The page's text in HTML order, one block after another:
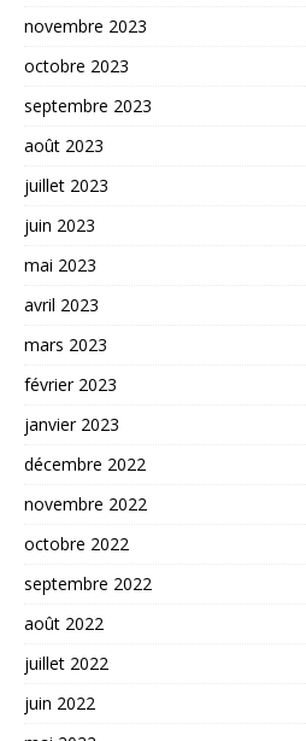
novembre 2023
octobre 2023
septembre 2023
août 2023
juillet 2023
juin 2023
mai 2023
avril 2023
mars 2023
février 2023
janvier 2023
décembre 2022
novembre 2022
octobre 2022
septembre 2022
août 2022
juillet 2022
juin 2022